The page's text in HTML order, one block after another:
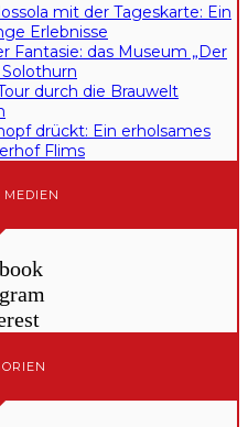
mit der Tageskarte: Ein
Erlebnisse
Fantasie: das Museum „Der
durch die Brauwelt
drückt: Ein erholsames
Flims
MEDIEN